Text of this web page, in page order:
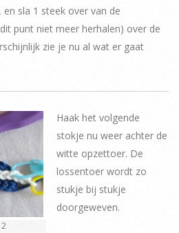
sla 1 steek over van de
punt niet meer herhalen) over de
zie je nu al wat er gaat
Haak het volgende
stokje nu weer achter de
witte opzettoer. De
lossentoer wordt zo
stukje bij stukje
doorgeweven.